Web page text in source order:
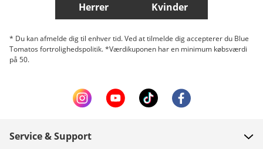
Herrer Kvinder
* Du kan afmelde dig til enhver tid. Ved at tilmelde dig accepterer du Blue
Tomatos fortrolighedspolitik. *Værdikuponen har en minimum købsværdi
på 50.
Service & Support